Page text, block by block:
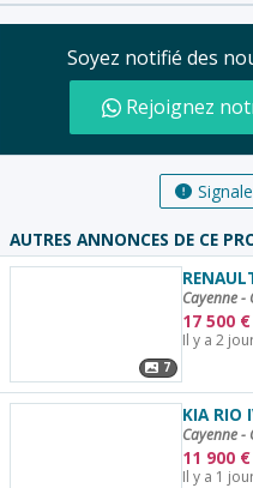
Soyez notifié des
Rejoignez
AUTRES ANNONCES DE CE
7
Cayenne -
17 500 €
Il y a 2
KIA RIO
Cayenne -
11 900 €
Il y a 1